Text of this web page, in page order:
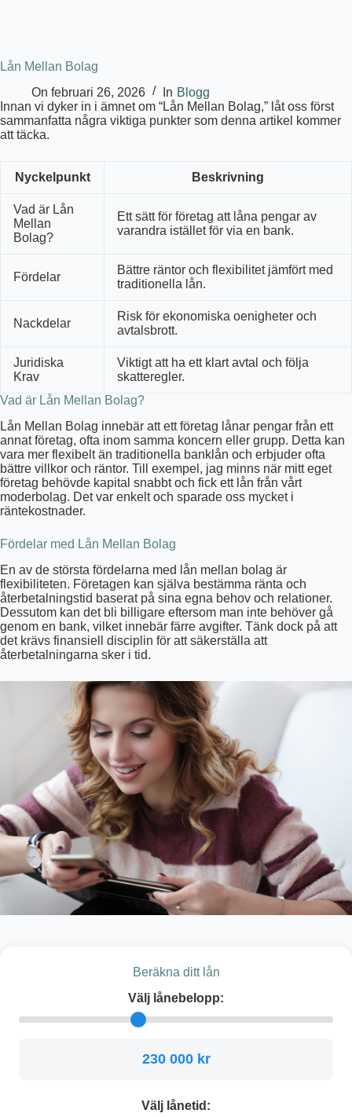
Lån Mellan Bolag
On februari 26, 2026 In Blogg
Innan vi dyker in i ämnet om “Lån Mellan Bolag,” låt oss först
sammanfatta några viktiga punkter som denna artikel kommer
att täcka.
Nyckelpunkt Beskrivning
Vad är Lån
Mellan
Bolag?
Ett sätt för företag att låna pengar av
varandra istället för via en bank.
Fördelar
Bättre räntor och flexibilitet jämfört med
traditionella lån.
Nackdelar
Risk för ekonomiska oenigheter och
avtalsbrott.
Juridiska
Krav
Viktigt att ha ett klart avtal och följa
skatteregler.
Vad är Lån Mellan Bolag?
Lån Mellan Bolag innebär att ett företag lånar pengar från ett
annat företag, ofta inom samma koncern eller grupp. Detta kan
vara mer flexibelt än traditionella banklån och erbjuder ofta
bättre villkor och räntor. Till exempel, jag minns när mitt eget
företag behövde kapital snabbt och fick ett lån från vårt
moderbolag. Det var enkelt och sparade oss mycket i
räntekostnader.
Fördelar med Lån Mellan Bolag
En av de största fördelarna med lån mellan bolag är
flexibiliteten. Företagen kan själva bestämma ränta och
återbetalningstid baserat på sina egna behov och relationer.
Dessutom kan det bli billigare eftersom man inte behöver gå
genom en bank, vilket innebär färre avgifter. Tänk dock på att
det krävs finansiell disciplin för att säkerställa att
återbetalningarna sker i tid.
Beräkna ditt lån
Välj lånebelopp:
230 000 kr
Välj lånetid: